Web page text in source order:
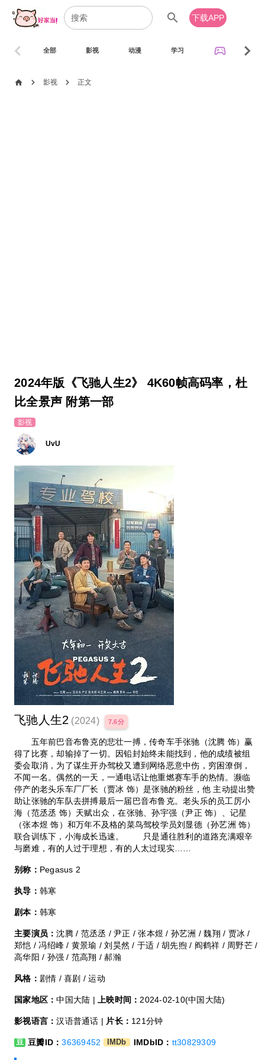
search 下载APP
全部 影视 动漫 学习 sports_esports
chevron_left chevron_right
home chevron_right 影视 chevron_right 正文
2024年版《飞驰人生2》 4K60帧高码率，杜
比全景声 附第一部
影视
UvU
飞驰人生2 (2024) 7.6分
五年前巴音布鲁克的悲壮一搏，传奇车手张驰（沈腾 饰）赢
得了比赛，却输掉了一切。因铅封始终未能找到，他的成绩被组
委会取消，为了谋生开办驾校又遭到网络恶意中伤，穷困潦倒，
不闻一名。偶然的一天，一通电话让他重燃赛车手的热情。濒临
停产的老头乐车厂厂长（贾冰 饰）是张驰的粉丝，他 主动提出赞
助让张驰的车队去拼搏最后一届巴音布鲁克。老头乐的员工厉小
海（范丞丞 饰）天赋出众，在张驰、孙宇强（尹正 饰）、记星
（张本煜 饰）和万年不及格的菜鸟驾校学员刘显德（孙艺洲 饰）
联合训练下，小海成长迅速。 只是通往胜利的道路充满艰辛
与磨难，有的人过于理想，有的人太过现实……
别称： Pegasus 2
执导： 韩寒
剧本： 韩寒
主要演员：沈腾 / 范丞丞 / 尹正 / 张本煜 / 孙艺洲 / 魏翔 / 贾冰 /
郑恺 / 冯绍峰 / 黄景瑜 / 刘昊然 / 于适 / 胡先煦 / 阎鹤祥 / 周野芒 /
高华阳 / 孙强 / 范高翔 / 郝瀚
风格： 剧情 / 喜剧 / 运动
国家地区：中国大陆 | 上映时间： 2024-02-10(中国大陆)
影视语言：汉语普通话 | 片长： 121分钟
豆 豆瓣ID：36369452 IMDb IMDbID： tt30829309